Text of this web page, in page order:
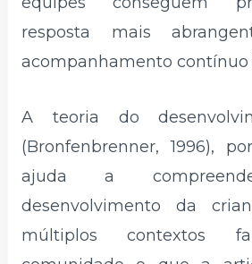
resposta mais
acompanhamento contínuo
A teoria do
(Bronfenbrenner, 1996),
ajuda a
desenvolvimento da
múltiplos contextos